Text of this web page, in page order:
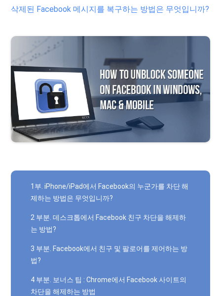
삭제된 Facebook 메시지를 복구하는 방법은 무엇입니까?
1부. iPhone/iPad에서 Facebook의 누군가를 차단 해
제하는 방법은 무엇입니까?
2 부분. 데스크톱에서 Facebook 친구 차단을 해제하
는 방법?
3 부분. Facebook에서 친구 및 팔로어를 제어하는 ​​방
법?
4 부분. 보너스 팁 : Chrome에서 Facebook 사이트의
차단을 해제하는 방법